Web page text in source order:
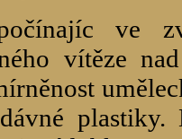
ve
vítěze